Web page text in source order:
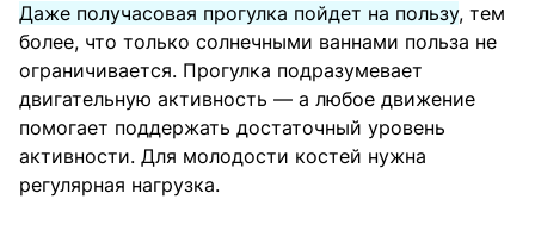
Даже получасовая прогулка пойдет на пользу, тем
более, что только солнечными ваннами польза не
ограничивается. Прогулка подразумевает
двигательную активность — а любое движение
помогает поддержать достаточный уровень
активности. Для молодости костей нужна
регулярная нагрузка.